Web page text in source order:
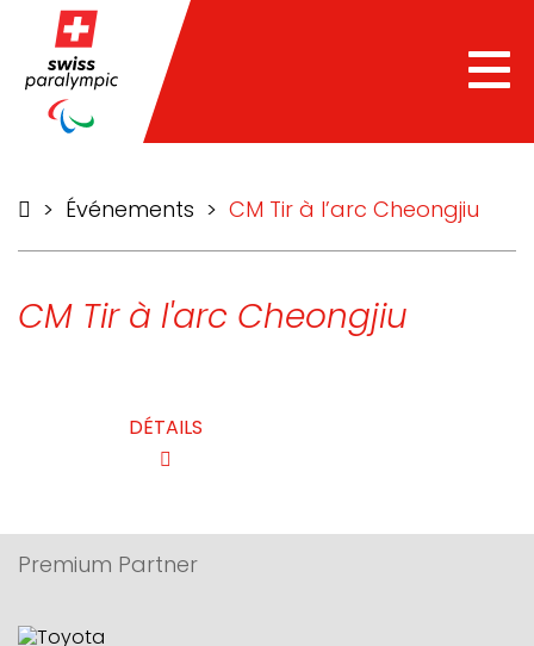
> Événements > CM Tir à l’arc Cheongjiu
CM Tir à l'arc Cheongjiu
DÉTAILS
Premium Partner